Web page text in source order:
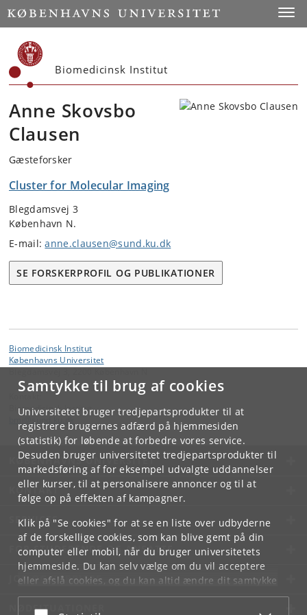
Samtykke til brug af cookies
Universitetet bruger tredjepartsprodukter til at
registrere brugernes adfærd på hjemmesiden
(statistik) for løbende at forbedre vores service.
Desuden bruger universitetet tredjepartsprodukter til
markedsføring af for eksempel udvalgte uddannelser
eller kurser, til at personalisere annoncer og til at
følge op på effekten af kampagner.
Klik på "Se cookies" for at se en liste over udbyderne
af de forskellige cookies, som kan blive gemt på din
computer eller mobil, når du bruger universitetets
hjemmeside. Du kan selv vælge om du vil acceptere
eller afslå cookies, og du kan altid ændre dit samtykke
underCookie- og privatlivspolitiksom du finder i
bunden af hver side.
Start
Biomedicinsk Institut
Anne Skovsbo
Clausen
Gæsteforsker
Cluster for Molecular Imaging
Blegdamsvej 3
København N.
E-mail:anne.clausen@sund.ku.dk
SE FORSKERPROFIL OG PUBLIKATIONER
Biomedicinsk Institut
Københavns Universitet
Biomedicinsk Institut
KØBENHAVNS UNIVERSITET
KONTAKT
SERVICES
FOR STUDERENDE OG ANSATTE
JOB OG KARRIERE
NØDSITUATIONER